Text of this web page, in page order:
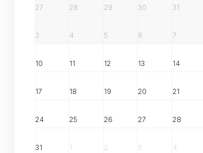
27 28 29 30 31
3 4 5 6 7
10 11 12 13 14
17 18 19 20 21
24 25 26 27 28
31 1 2 3 4